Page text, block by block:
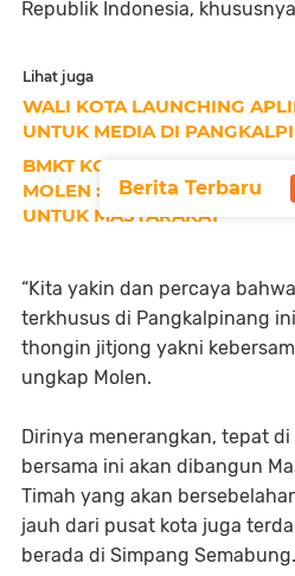
Republik Indonesia,
Lihat juga
WALI KOTA LAUNCHING
UNTUK MEDIA DI
BMKT KOTA
MOLEN : JADILAH WADAH
UNTUK MASYARAKAT
“Kita yakin dan percaya
terkhusus di Pangkalpinang
thongin jitjong yakni
ungkap Molen.
Dirinya menerangkan, tepat
bersama ini akan dibangun
Timah yang akan
jauh dari pusat kota juga
berada di Simpang Semabung.
Berita Terbaru